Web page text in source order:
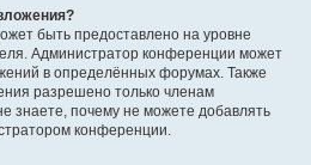
быть предоставлено на уровне
Администратор конференции может
в определённых форумах. Также
разрешено только членам
знаете, почему не можете добавлять
конференции.